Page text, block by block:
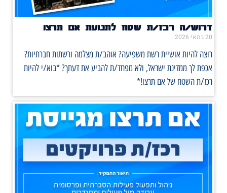
דרוש/ה רכז/ת שטח לתנועת אם תרצו
20 במאי 2026
רוצה להיות אושיית רשת משפיעה? אוהב/ת מצלמה ורשתות חברתיות?
אכפת לך ממדינת ישראל, ולא מפחד/ת להביע את דעתך? *בוא/י להיות
רכז/ת השטח של אם תרצו!*